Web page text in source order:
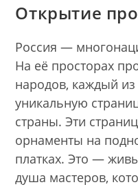
Открытие
Россия —
На её просторах
народов, каждый
уникальную
страны. Эти
орнаменты на
платках. Это —
душа мастеров,